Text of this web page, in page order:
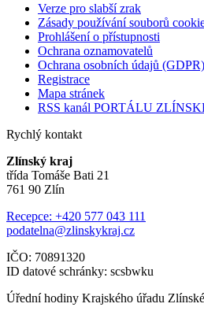
Verze pro slabší zrak
Zásady používání souborů
Prohlášení o přístupnosti
Ochrana oznamovatelů
Ochrana osobních údajů (GDPR)
Registrace
Mapa stránek
RSS kanál PORTÁLU
Rychlý kontakt
Zlínský kraj
třída Tomáše Bati 21
761 90 Zlín
Recepce: +420 577 043 111
podatelna@zlinskykraj.cz
IČO: 70891320
ID datové schránky: scsbwku
Úřední hodiny Krajského úřadu